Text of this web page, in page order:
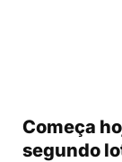
Começa
segundo